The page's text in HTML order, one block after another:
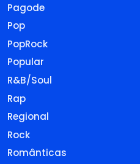
Pagode
Pop
PopRock
Popular
R&B/Soul
Rap
Regional
Rock
Românticas